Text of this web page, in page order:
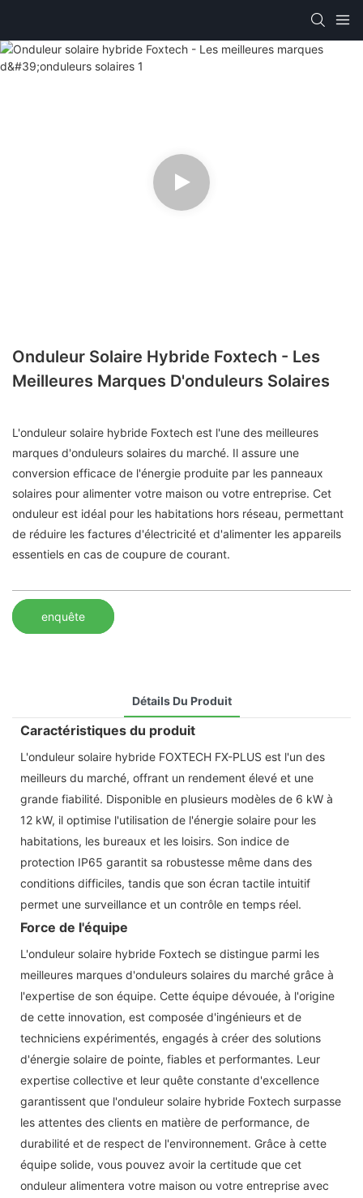
Onduleur Solaire Hybride Foxtech - Les
Meilleures Marques D'onduleurs Solaires
L'onduleur solaire hybride Foxtech est l'une des meilleures
marques d'onduleurs solaires du marché. Il assure une
conversion efficace de l'énergie produite par les panneaux
solaires pour alimenter votre maison ou votre entreprise. Cet
onduleur est idéal pour les habitations hors réseau, permettant
de réduire les factures d'électricité et d'alimenter les appareils
essentiels en cas de coupure de courant.
enquête
Détails Du Produit
Caractéristiques du produit
L'onduleur solaire hybride FOXTECH FX-PLUS est l'un des
meilleurs du marché, offrant un rendement élevé et une
grande fiabilité. Disponible en plusieurs modèles de 6 kW à
12 kW, il optimise l'utilisation de l'énergie solaire pour les
habitations, les bureaux et les loisirs. Son indice de
protection IP65 garantit sa robustesse même dans des
conditions difficiles, tandis que son écran tactile intuitif
permet une surveillance et un contrôle en temps réel.
Force de l'équipe
L'onduleur solaire hybride Foxtech se distingue parmi les
meilleures marques d'onduleurs solaires du marché grâce à
l'expertise de son équipe. Cette équipe dévouée, à l'origine
de cette innovation, est composée d'ingénieurs et de
techniciens expérimentés, engagés à créer des solutions
d'énergie solaire de pointe, fiables et performantes. Leur
expertise collective et leur quête constante d'excellence
garantissent que l'onduleur solaire hybride Foxtech surpasse
les attentes des clients en matière de performance, de
durabilité et de respect de l'environnement. Grâce à cette
équipe solide, vous pouvez avoir la certitude que cet
onduleur alimentera votre maison ou votre entreprise avec